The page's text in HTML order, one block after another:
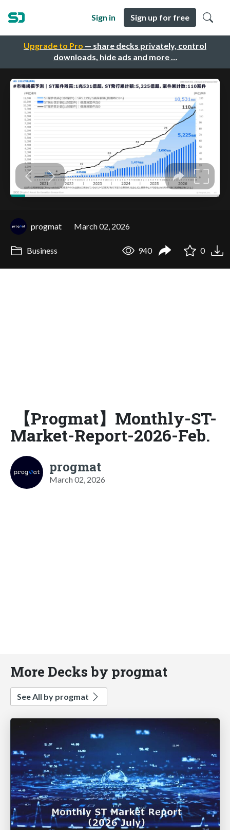
Upgrade to Pro — share decks privately, control
downloads, hide ads and more …
Sign in Sign up for free
progmat March 02, 2026
Business 940 0
【Progmat】Monthly-ST-
Market-Report-2026-Feb.
progmat
March 02, 2026
More Decks by progmat
See All by progmat